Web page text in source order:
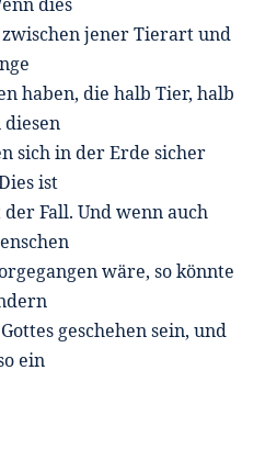
jener Tierart und
haben, die halb Tier, halb
sich in der Erde sicher
ist
Fall. Und wenn auch
wäre, so könnte
geschehen sein, und
ein